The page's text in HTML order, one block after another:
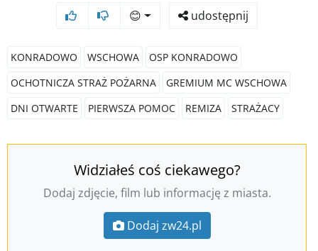
😊 udostępnij
KONRADOWO WSCHOWA
OSP KONRADOWO
OCHOTNICZA STRAŻ POŻARNA
GREMIUM MC WSCHOWA
DNI OTWARTE
PIERWSZA POMOC REMIZA STRAŻACY
Widziałeś coś ciekawego?
Dodaj zdjęcie, film lub informację z miasta.
Dodaj zw24.pl